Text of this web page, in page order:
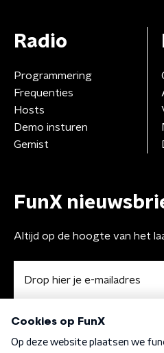
Radio
Programmering
Frequenties
Hosts
Demo insturen
Gemist
FunX
Altijd op de hoogte van het